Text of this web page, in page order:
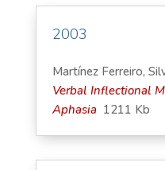
2003
Martínez Ferreiro,
Verbal Inflectional
Aphasia 1211 Kb